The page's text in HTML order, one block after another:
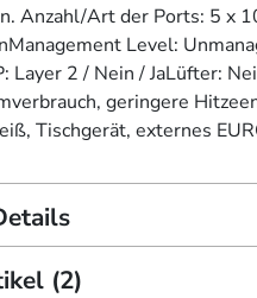
Anzahl/Art der Ports: 5 x
Level:
Layer 2 / Nein / JaLüfter:
geringere
Tischgerät, externes
(2)